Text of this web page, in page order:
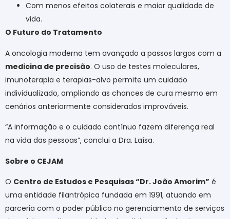
Com menos efeitos colaterais e maior qualidade de
vida.
O Futuro do Tratamento
A oncologia moderna tem avançado a passos largos com a
medicina de precisão. O uso de testes moleculares,
imunoterapia e terapias-alvo permite um cuidado
individualizado, ampliando as chances de cura mesmo em
cenários anteriormente considerados improváveis.
“A informação e o cuidado contínuo fazem diferença real
na vida das pessoas”, conclui a Dra. Laísa.
Sobre o CEJAM
O Centro de Estudos e Pesquisas “Dr. João Amorim” é
uma entidade filantrópica fundada em 1991, atuando em
parceria com o poder público no gerenciamento de serviços